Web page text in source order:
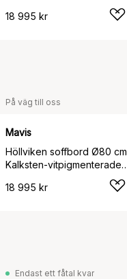
18 995 kr
På väg till oss
Mavis
Höllviken soffbord Ø80 cm,
Kalksten-vitpigmenterade
18 995 kr
Endast ett fåtal kvar